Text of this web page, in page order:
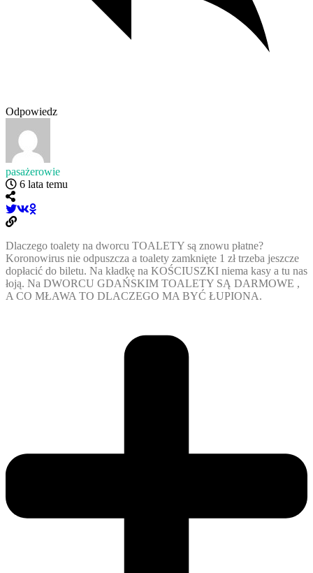
Odpowiedz
pasażerowie
6 lata temu
Dlaczego toalety na dworcu TOALETY są znowu płatne?
Koronowirus nie odpuszcza a toalety zamknięte 1 zł trzeba jeszcze
dopłacić do biletu. Na kładkę na KOŚCIUSZKI niema kasy a tu nas
łoją. Na DWORCU GDAŃSKIM TOALETY SĄ DARMOWE ,
A CO MŁAWA TO DLACZEGO MA BYĆ ŁUPIONA.